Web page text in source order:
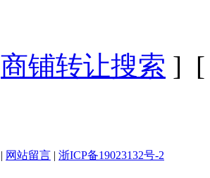
商铺转让搜索 ]
| 网站留言 | 浙ICP备19023132号-2